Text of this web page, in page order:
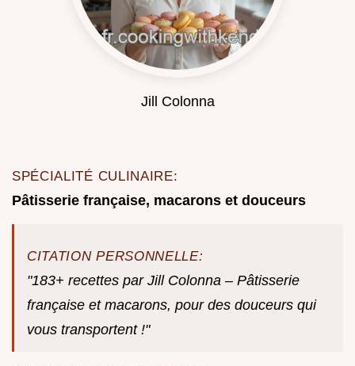
Jill Colonna
SPÉCIALITÉ CULINAIRE:
Pâtisserie française, macarons et douceurs
CITATION PERSONNELLE:
"183+ recettes par Jill Colonna – Pâtisserie
française et macarons, pour des douceurs qui
vous transportent !"